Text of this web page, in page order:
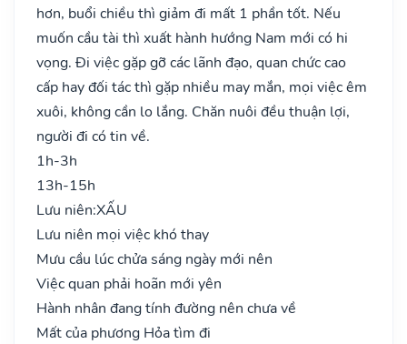
hơn, buổi chiều thì giảm đi mất 1 phần tốt. Nếu
muốn cầu tài thì xuất hành hướng Nam mới có hi
vọng. Đi việc gặp gỡ các lãnh đạo, quan chức cao
cấp hay đối tác thì gặp nhiều may mắn, mọi việc êm
xuôi, không cần lo lắng. Chăn nuôi đều thuận lợi,
người đi có tin về.
1h-3h
13h-15h
Lưu niên:XẤU
Lưu niên mọi việc khó thay
Mưu cầu lúc chửa sáng ngày mới nên
Việc quan phải hoãn mới yên
Hành nhân đang tính đường nên chưa về
Mất của phương Hỏa tìm đi